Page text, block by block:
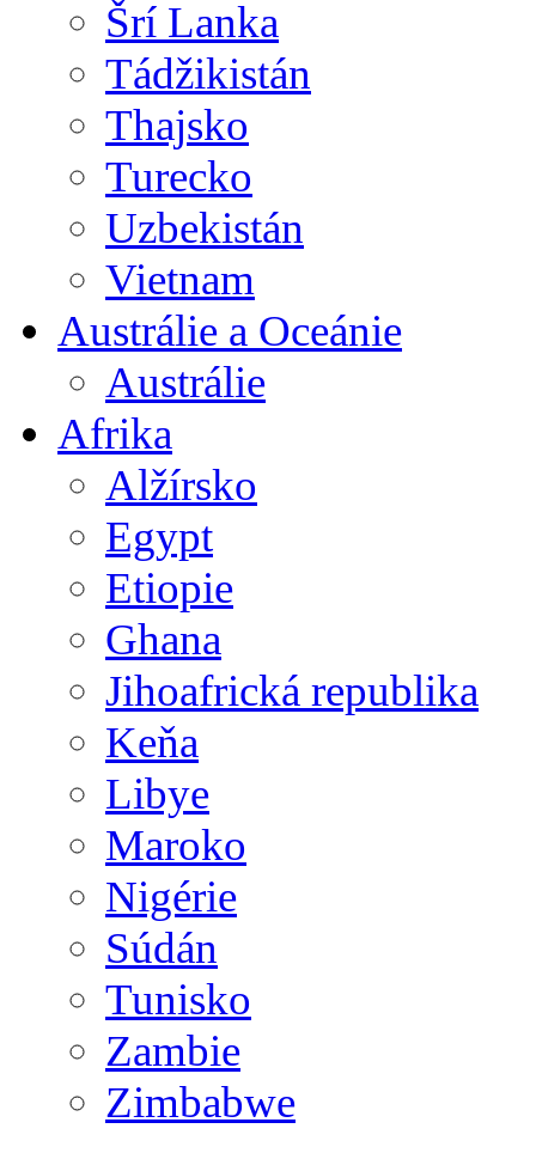
Šrí Lanka
Tádžikistán
Thajsko
Turecko
Uzbekistán
Vietnam
Austrálie a Oceánie
Austrálie
Afrika
Alžírsko
Egypt
Etiopie
Ghana
Jihoafrická republika
Keňa
Libye
Maroko
Nigérie
Súdán
Tunisko
Zambie
Zimbabwe